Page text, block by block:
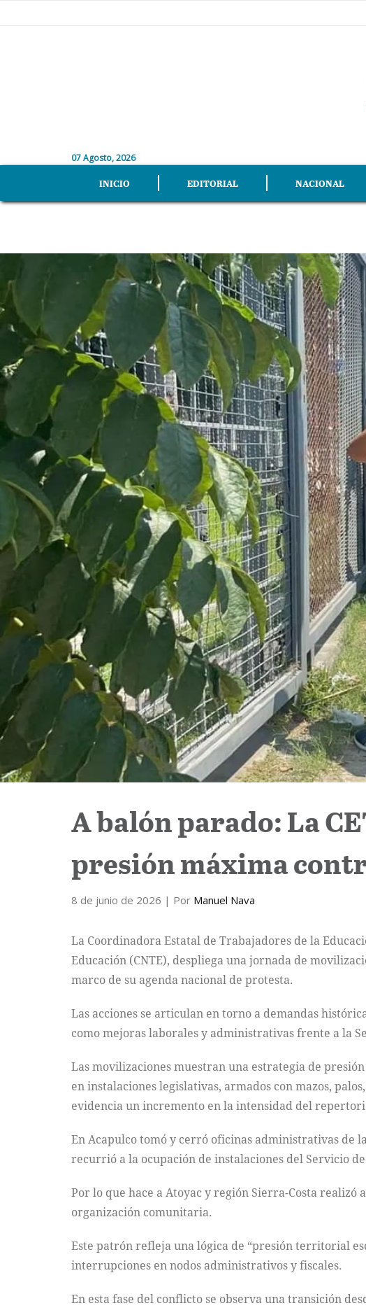
07 Agosto, 2026
INICIO EDITORIAL NACIONAL
A balón parado: La
presión máxima
8 de junio de 2026 | Por Manuel Nava
La Coordinadora Estatal de Trabajadores de la
Educación (CNTE), despliega una jornada de
marco de su agenda nacional de protesta.
Las acciones se articulan en torno a demandas
como mejoras laborales y administrativas frente a la
Las movilizaciones muestran una estrategia de
en instalaciones legislativas, armados con mazos,
evidencia un incremento en la intensidad del
En Acapulco tomó y cerró oficinas administrativas de
recurrió a la ocupación de instalaciones del Servicio
Por lo que hace a Atoyac y región Sierra-Costa
organización comunitaria.
Este patrón refleja una lógica de “presión territorial
interrupciones en nodos administrativos y fiscales.
En esta fase del conflicto se observa una transición